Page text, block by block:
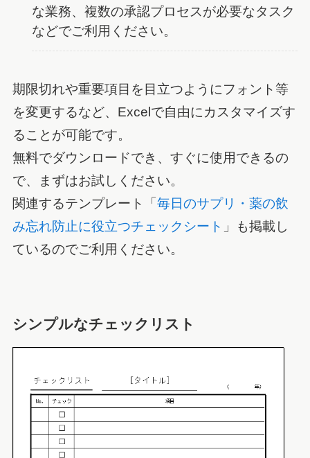
な業務、複数の承認プロセスが必要なタスク
などでご利用ください。
期限切れや重要項目を目立つようにフォント等
を変更するなど、Excelで自由にカスタマイズす
ることが可能です。
無料でダウンロードでき、すぐに使用できるの
で、まずはお試しください。
関連するテンプレート「毎日のサプリ・薬の飲
み忘れ防止に役立つチェックシート 」も掲載し
ているのでご利用ください。
シンプルなチェックリスト